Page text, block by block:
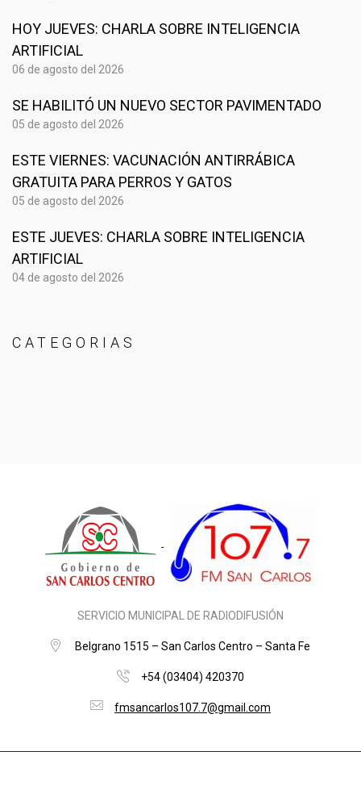
HOY JUEVES: CHARLA SOBRE INTELIGENCIA
ARTIFICIAL
06 de agosto del 2026
SE HABILITÓ UN NUEVO SECTOR PAVIMENTADO
05 de agosto del 2026
ESTE VIERNES: VACUNACIÓN ANTIRRÁBICA
GRATUITA PARA PERROS Y GATOS
05 de agosto del 2026
ESTE JUEVES: CHARLA SOBRE INTELIGENCIA
ARTIFICIAL
04 de agosto del 2026
CATEGORIAS
SERVICIO MUNICIPAL DE RADIODIFUSIÓN
Belgrano 1515 – San Carlos Centro – Santa Fe
+54 (03404) 420370
fmsancarlos107.7@gmail.com